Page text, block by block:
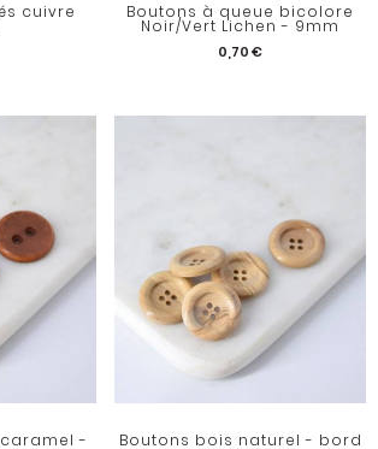
cuivre Boutons à queue bicolore
Noir/Vert Lichen - 9mm
0,70 €
- Boutons bois naturel - bord